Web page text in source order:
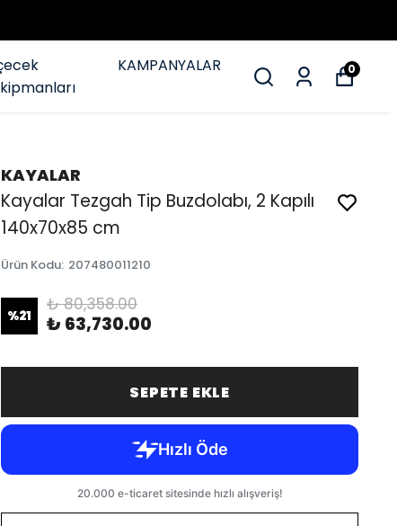
KAMPANYALAR 0
KAYALAR
Kayalar Tezgah Tip Buzdolabı, 2 Kapılı
140x70x85 cm
Ürün Kodu: 207480011210
%21
₺ 80,358.00
₺ 63,730.00
SEPETE EKLE